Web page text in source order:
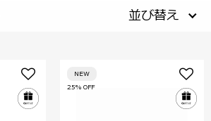
並び替え
25% OFF
NEW